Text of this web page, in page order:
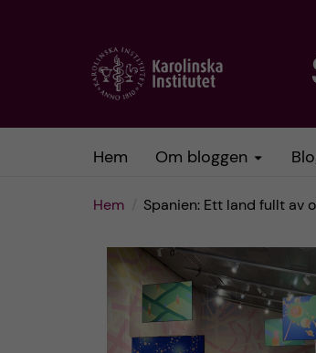
Hem Om bloggen
Hem Spanien: Ett land fullt av